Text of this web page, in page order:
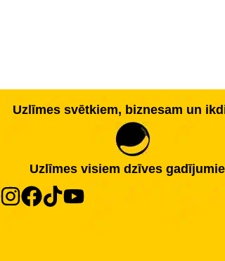
Uzlīmes svētkiem, biznesam un
Uzlīmes visiem dzīves